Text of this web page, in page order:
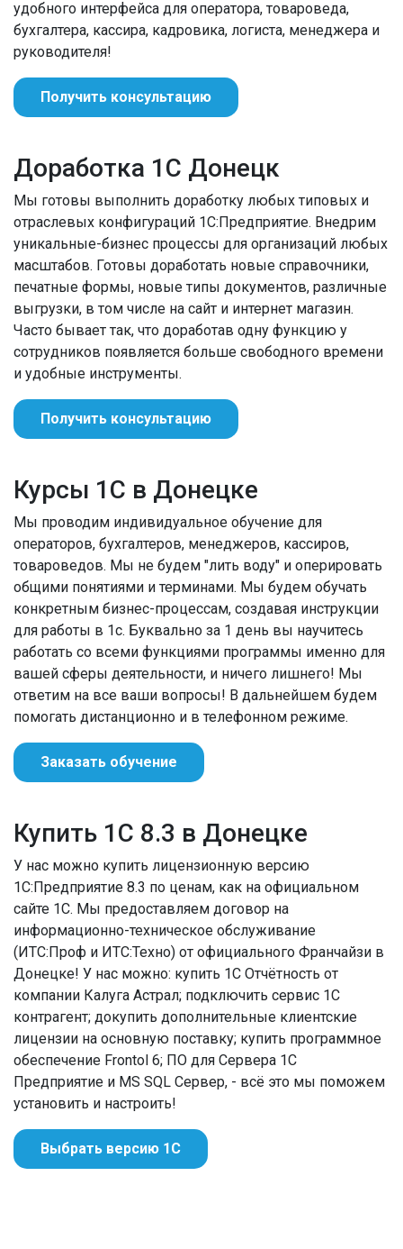
удобного интерфейса для оператора, товароведа,
бухгалтера, кассира, кадровика, логиста, менеджера и
руководителя!
Получить консультацию
Доработка 1С Донецк
Мы готовы выполнить доработку любых типовых и
отраслевых конфигураций 1С:Предприятие. Внедрим
уникальные-бизнес процессы для организаций любых
масштабов. Готовы доработать новые справочники,
печатные формы, новые типы документов, различные
выгрузки, в том числе на сайт и интернет магазин.
Часто бывает так, что доработав одну функцию у
сотрудников появляется больше свободного времени
и удобные инструменты.
Получить консультацию
Курсы 1С в Донецке
Мы проводим индивидуальное обучение для
операторов, бухгалтеров, менеджеров, кассиров,
товароведов. Мы не будем "лить воду" и оперировать
общими понятиями и терминами. Мы будем обучать
конкретным бизнес-процессам, создавая инструкции
для работы в 1с. Буквально за 1 день вы научитесь
работать со всеми функциями программы именно для
вашей сферы деятельности, и ничего лишнего! Мы
ответим на все ваши вопросы! В дальнейшем будем
помогать дистанционно и в телефонном режиме.
Заказать обучение
Купить 1С 8.3 в Донецке
У нас можно купить лицензионную версию
1С:Предприятие 8.3 по ценам, как на официальном
сайте 1С. Мы предоставляем договор на
информационно-техническое обслуживание
(ИТС:Проф и ИТС:Техно) от официального Франчайзи в
Донецке! У нас можно: купить 1С Отчётность от
компании Калуга Астрал; подключить сервис 1С
контрагент; докупить дополнительные клиентские
лицензии на основную поставку; купить программное
обеспечение Frontol 6; ПО для Сервера 1С
Предприятие и MS SQL Сервер, - всё это мы поможем
установить и настроить!
Выбрать версию 1С